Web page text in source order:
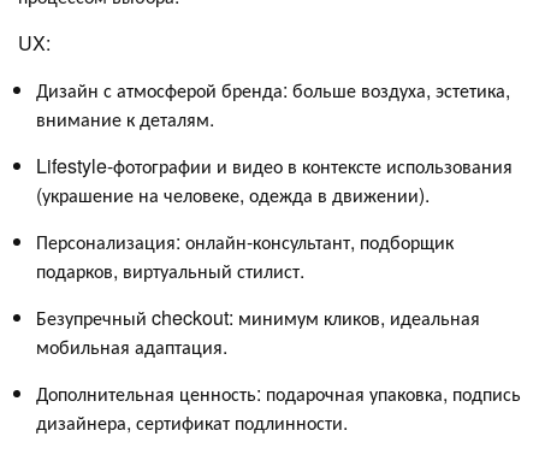
UX:
Дизайн с атмосферой бренда: больше воздуха, эстетика,
внимание к деталям.
Lifestyle-фотографии и видео в контексте использования
(украшение на человеке, одежда в движении).
Персонализация: онлайн-консультант, подборщик
подарков, виртуальный стилист.
Безупречный checkout: минимум кликов, идеальная
мобильная адаптация.
Дополнительная ценность: подарочная упаковка, подпись
дизайнера, сертификат подлинности.